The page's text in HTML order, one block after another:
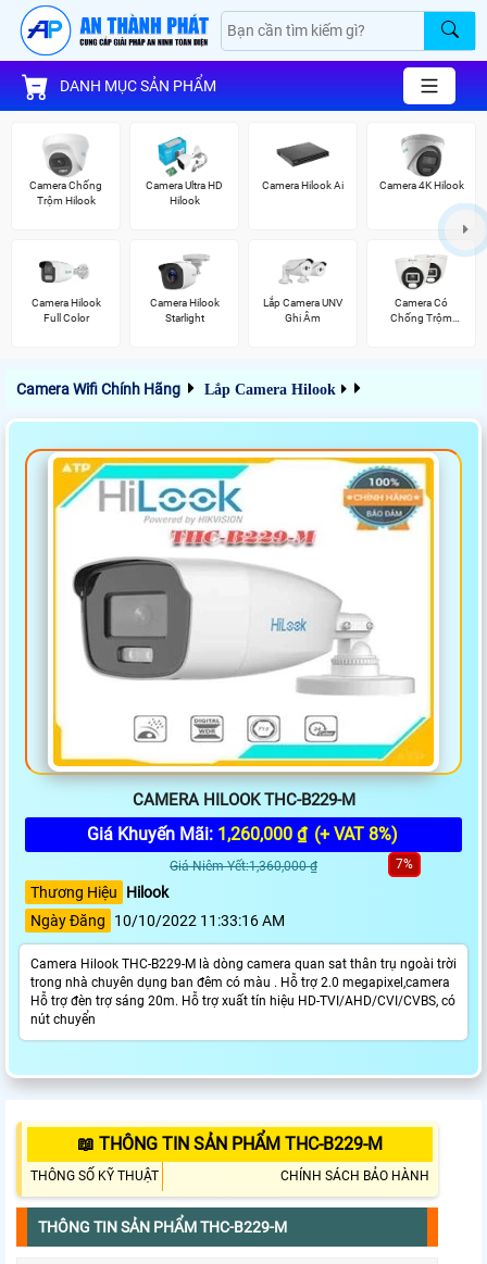
DANH MỤC SẢN PHẨM
Camera Chống
Trộm Hilook
Camera Ultra HD
Hilook
Camera Hilook Ai Camera 4K Hilook
Camera Hilook
Full Color
Camera Hilook
Starlight
Lắp Camera UNV
Ghi Âm
Camera Có
Chống Trộm
Camera Wifi Chính Hãng Lắp Camera Hilook
CAMERA HILOOK THC-B229-M
Giá Khuyến Mãi: 1,260,000 ₫ (+ VAT 8%)
Giá Niêm Yết:1,360,000 ₫ 7%
Thương Hiệu
Hilook
Ngày Đăng
10/10/2022 11:33:16 AM
Camera Hilook THC-B229-M là dòng camera quan sat thân trụ ngoài trời
trong nhà chuyên dụng ban đêm có màu . Hỗ trợ 2.0 megapixel,camera
Hỗ trợ đèn trợ sáng 20m. Hỗ trợ xuất tín hiệu HD-TVI/AHD/CVI/CVBS, có
nút chuyển
📖 THÔNG TIN SẢN PHẨM THC-B229-M
THÔNG SỐ KỸ THUẬT CHÍNH SÁCH BẢO HÀNH
THÔNG TIN SẢN PHẨM THC-B229-M